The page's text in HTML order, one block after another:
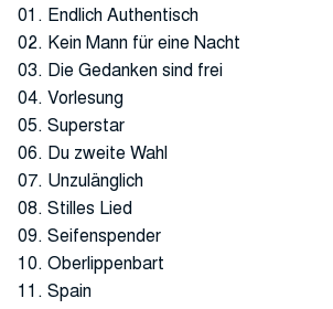
01. Endlich Authentisch
02. Kein Mann für eine Nacht
03. Die Gedanken sind frei
04. Vorlesung
05. Superstar
06. Du zweite Wahl
07. Unzulänglich
08. Stilles Lied
09. Seifenspender
10. Oberlippenbart
11. Spain